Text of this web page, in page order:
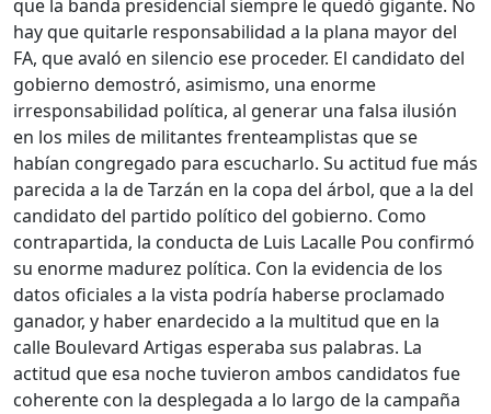
que la banda presidencial siempre le quedó gigante. No
hay que quitarle responsabilidad a la plana mayor del
FA, que avaló en silencio ese proceder. El candidato del
gobierno demostró, asimismo, una enorme
irresponsabilidad política, al generar una falsa ilusión
en los miles de militantes frenteamplistas que se
habían congregado para escucharlo. Su actitud fue más
parecida a la de Tarzán en la copa del árbol, que a la del
candidato del partido político del gobierno. Como
contrapartida, la conducta de Luis Lacalle Pou confirmó
su enorme madurez política. Con la evidencia de los
datos oficiales a la vista podría haberse proclamado
ganador, y haber enardecido a la multitud que en la
calle Boulevard Artigas esperaba sus palabras. La
actitud que esa noche tuvieron ambos candidatos fue
coherente con la desplegada a lo largo de la campaña